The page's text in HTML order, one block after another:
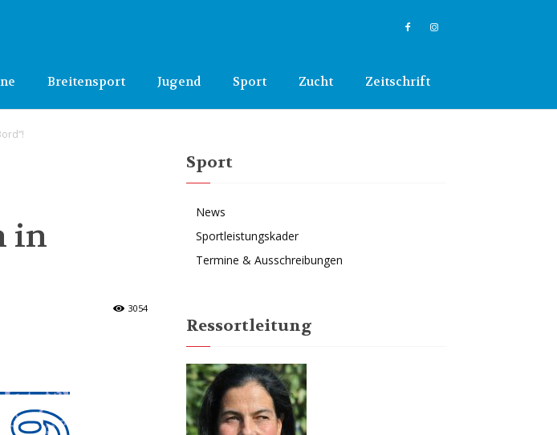
Breitensport Jugend Sport Zucht Zeitschrift
in
3054
Sport
News
Sportleistungskader
Termine & Ausschreibungen
Ressortleitung